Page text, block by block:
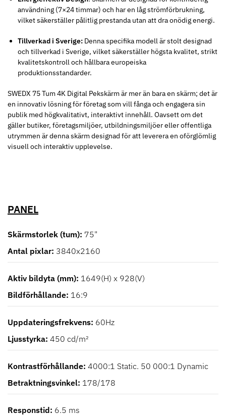
användning (7×24 timmar) och har en låg strömförbrukning,
vilket säkerställer pålitlig prestanda utan att dra onödig energi.
Tillverkad i Sverige: Denna specifika modell är stolt designad
och tillverkad i Sverige, vilket säkerställer högsta kvalitet, strikt
kvalitetskontroll och hållbara europeiska
produktionsstandarder.
SWEDX 75 Tum 4K Digital Pekskärm är mer än bara en skärm; det är
en innovativ lösning för företag som vill fånga och engagera sin
publik med högkvalitativt, interaktivt innehåll. Oavsett om det
gäller butiker, företagsmiljöer, utbildningsmiljöer eller offentliga
utrymmen är denna skärm designad för att leverera en oförglömlig
visuell och interaktiv upplevelse.
PANEL
Skärmstorlek (tum) 75"
Antal pixlar 3840x2160
Aktiv bildyta (mm) 1649(H) x 928(V)
Bildförhållande 16:9
Uppdateringsfrekvens 60Hz
Ljusstyrka 450 cd/m²
Kontrastförhållande 4000:1 Static. 50 000:1 Dynamic
Betraktningsvinkel 178/178
Responstid 6.5 ms